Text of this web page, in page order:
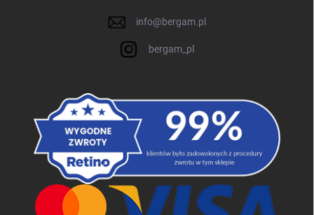
info@bergam.pl
bergam_pl